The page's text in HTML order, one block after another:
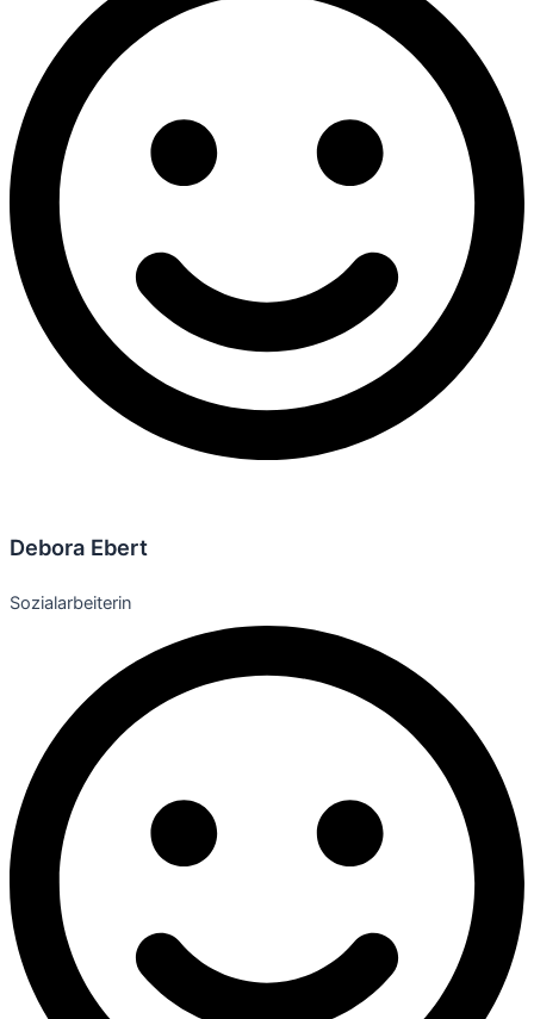
Debora Ebert
Sozialarbeiterin